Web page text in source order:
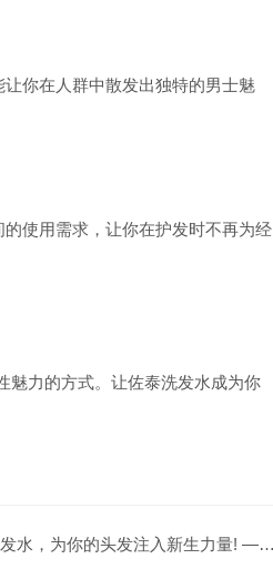
你在人群中散发出独特的男士魅
使用需求，让你在护发时不再为经
魅力的方式。让佐泰洗发水成为你
的头发注入新生力量! — 佐泰/Zoeto_https://www.zoeto.com.cn/